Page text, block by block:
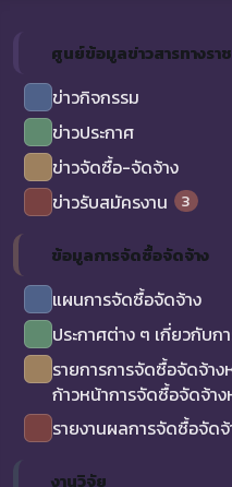
ศูนย์ข้อมูลข่าวสารทางรา
ข่าวกิจกรรม
ข่าวประกาศ
ข่าวจัดซื้อ-จัดจ้าง
ข่าวรับสมัครงาน
3
ข้อมูลการจัดซื้อจัดจ้าง
แผนการจัดซื้อจัดจ้าง
ประกาศต่าง ๆ เกี่ยวกับ
รายการการจัดซื้อจัดจ้า
ก้าวหน้าการจัดซื้อจัดจ้า
รายงานผลการจัดซื้อจัด
งานวิจัย